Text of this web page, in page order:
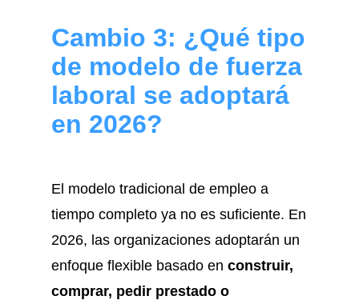
Cambio 3: ¿Qué tipo
de modelo de fuerza
laboral se adoptará
en 2026?
El modelo tradicional de empleo a
tiempo completo ya no es suficiente. En
2026, las organizaciones adoptarán un
enfoque flexible basado en construir,
comprar, pedir prestado o